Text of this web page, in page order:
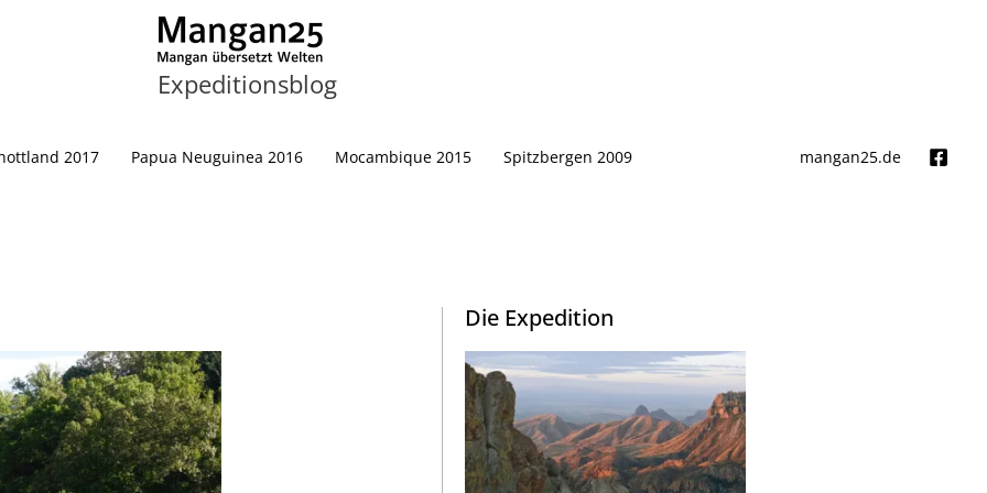
Expeditionsblog
2017 Papua Neuguinea 2016 Mocambique 2015 Spitzbergen 2009 mangan25.de
Die Expedition